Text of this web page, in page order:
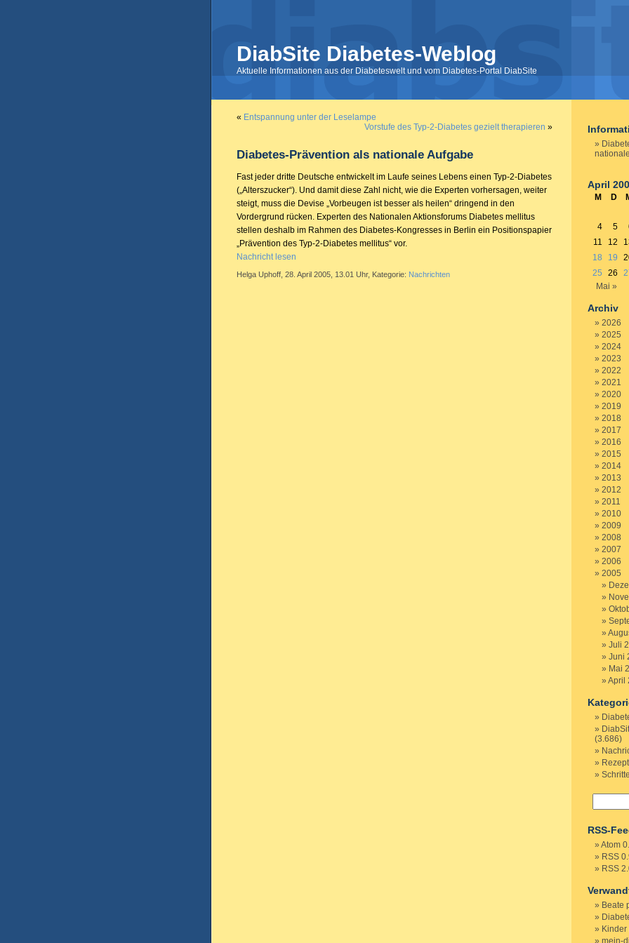
DiabSite Diabetes-Weblog
Aktuelle Informationen aus der Diabeteswelt und vom Diabetes-Portal DiabSite
« Entspannung unter der Leselampe
Vorstufe des Typ-2-Diabetes gezielt therapieren »
Diabetes-Prävention als nationale Aufgabe
Fast jeder dritte Deutsche entwickelt im Laufe seines Lebens einen Typ-2-Diabetes
(„Alterszucker“). Und damit diese Zahl nicht, wie die Experten vorhersagen, weiter
steigt, muss die Devise „Vorbeugen ist besser als heilen“ dringend in den
Vordergrund rücken. Experten des Nationalen Aktionsforums Diabetes mellitus
stellen deshalb im Rahmen des Diabetes-Kongresses in Berlin ein Positionspapier
„Prävention des Typ-2-Diabetes mellitus“ vor.
Nachricht lesen
Helga Uphoff, 28. April 2005, 13.01 Uhr, Kategorie: Nachrichten
April
M D
4
5
11
12
18
19
25
26
Mai »
Archiv
2026
2025
2024
2023
2022
2021
2020
2019
2018
2017
2016
2015
2014
2013
2012
2011
2010
2009
2008
2007
2006
2005
Juli
Juni
Mai
April
(3.686)
RSS-
Atom
RSS
RSS
Beate
mein-